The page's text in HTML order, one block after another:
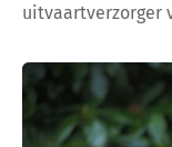
uitvaartverzorger